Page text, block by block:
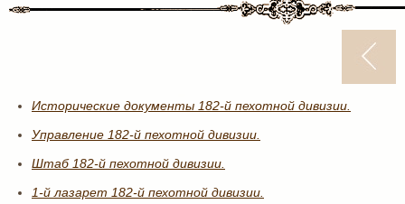
Исторические документы 182-й пехотной дивизии.
Управление 182-й пехотной дивизии.
Штаб 182-й пехотной дивизии.
1-й лазарет 182-й пехотной дивизии.